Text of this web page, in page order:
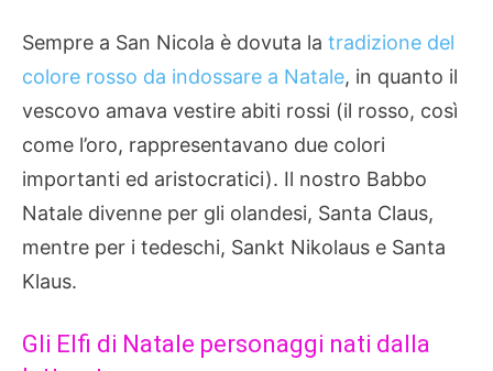
Sempre a San Nicola è dovuta la tradizione del
colore rosso da indossare a Natale, in quanto il
vescovo amava vestire abiti rossi (il rosso, così
come l’oro, rappresentavano due colori
importanti ed aristocratici). Il nostro Babbo
Natale divenne per gli olandesi, Santa Claus,
mentre per i tedeschi, Sankt Nikolaus e Santa
Klaus.
Gli Elfi di Natale personaggi nati dalla